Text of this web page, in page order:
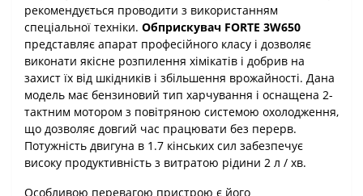
рекомендується проводити з використанням
спеціальної техніки. Обприскувач FORTE 3W650
представляє апарат професійного класу і дозволяє
виконати якісне розпилення хімікатів і добрив на
захист їх від шкідників і збільшення врожайності. Дана
модель має бензиновий тип харчування і оснащена 2-
тактним мотором з повітряною системою охолодження,
що дозволяє довгий час працювати без перерв.
Потужність двигуна в 1.7 кінських сил забезпечує
високу продуктивність з витратою рідини 2 л / хв.
Особливою перевагою пристрою є його